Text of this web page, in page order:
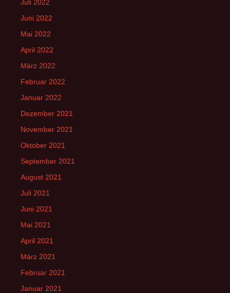
Juli 2022
Juni 2022
Mai 2022
April 2022
März 2022
Februar 2022
Januar 2022
Dezember 2021
November 2021
Oktober 2021
September 2021
August 2021
Juli 2021
Juni 2021
Mai 2021
April 2021
März 2021
Februar 2021
Januar 2021